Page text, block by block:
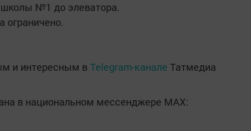
школы №1 до элеватора.
ограничено.
и интересным в Telegram-канале Татмедиа
в национальном мессенджере MАХ: